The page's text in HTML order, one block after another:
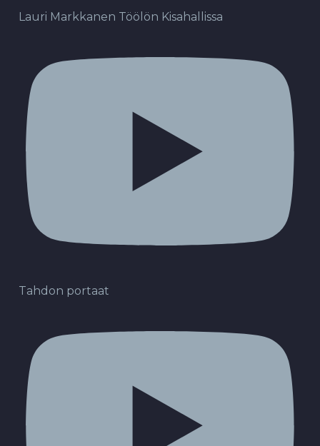
Lauri Markkanen Töölön Kisahallissa
Tahdon portaat